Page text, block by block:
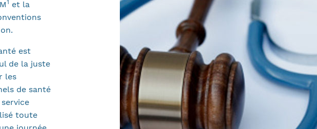
1 et la
est
de la juste
les
de santé
toute